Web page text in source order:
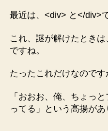
最近は、<div> と</div>
これ、謎が解けたとき
ですね。
たったこれだけなのです
「おおお、俺、ちょっ
ってる」という高揚があ